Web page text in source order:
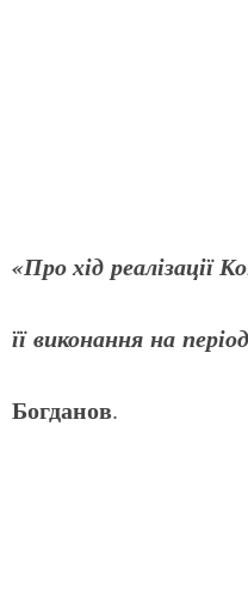
«Про хід реалізації
її виконання на
Богданов.